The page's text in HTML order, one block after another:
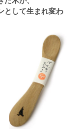
として生まれ変わ